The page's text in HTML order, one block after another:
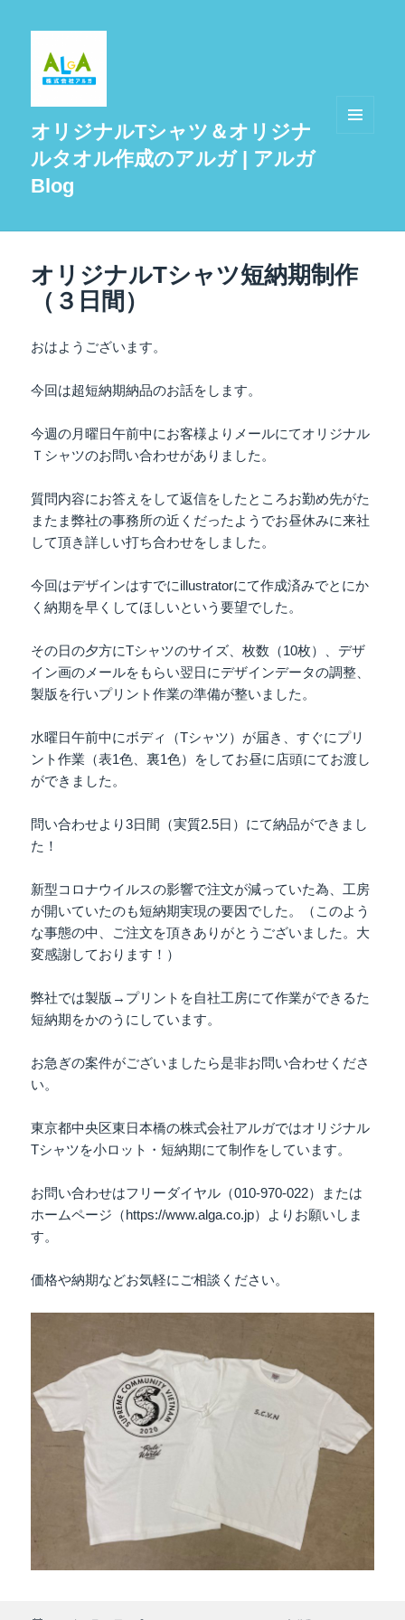
オリジナルTシャツ＆オリジナ
ルタオル作成のアルガ | アルガ
Blog
オリジナルTシャツ短納期制作
（３日間）
おはようございます。
今回は超短納期納品のお話をします。
今週の月曜日午前中にお客様よりメールにてオリジナル
Ｔシャツのお問い合わせがありました。
質問内容にお答えをして返信をしたところお勤め先がた
またま弊社の事務所の近くだったようでお昼休みに来社
して頂き詳しい打ち合わせをしました。
今回はデザインはすでにillustratorにて作成済みでとにか
く納期を早くしてほしいという要望でした。
その日の夕方にTシャツのサイズ、枚数（10枚）、デザ
イン画のメールをもらい翌日にデザインデータの調整、
製版を行いプリント作業の準備が整いました。
水曜日午前中にボディ（Tシャツ）が届き、すぐにプリ
ント作業（表1色、裏1色）をしてお昼に店頭にてお渡し
ができました。
問い合わせより3日間（実質2.5日）にて納品ができまし
た！
新型コロナウイルスの影響で注文が減っていた為、工房
が開いていたのも短納期実現の要因でした。（このよう
な事態の中、ご注文を頂きありがとうございました。大
変感謝しております！）
弊社では製版→プリントを自社工房にて作業ができるた
短納期をかのうにしています。
お急ぎの案件がございましたら是非お問い合わせくださ
い。
東京都中央区東日本橋の株式会社アルガではオリジナル
Tシャツを小ロット・短納期にて制作をしています。
お問い合わせはフリーダイヤル（010-970-022）または
ホームページ（https://www.alga.co.jp）よりお願いしま
す。
価格や納期などお気軽にご相談ください。